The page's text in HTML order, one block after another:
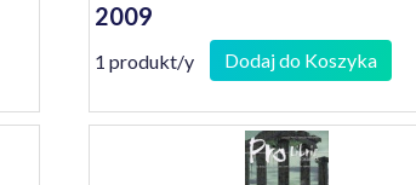
2009
1 produkt/y Dodaj do Koszyka